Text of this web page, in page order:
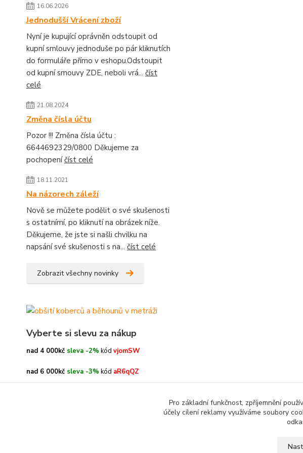
16.06.2026
Jednodušší Vrácení zboží
Nyní je kupující oprávněn odstoupit od
kupní smlouvy jednoduše po pár kliknutích
do formuláře přímo v eshopu.Odstoupit
od kupní smouvy ZDE, neboli vrá... číst
celé
21.08.2024
Změna čísla účtu
Pozor !!! Změna čísla účtu :
6644692329/0800 Děkujeme za
pochopeníčíst celé
18.11.2021
Na názorech záleží
Nově se můžete podělit o své skušenosti
s ostatnímí, po kliknutí na obrázek níže.
Děkujeme, že jste si našli chvilku na
napsání své skušenosti s na... číst celé
Zobrazit všechny novinky
Vyberte si slevu za nákup
nad 4 000kč sleva -2% kód vjomSW
nad 6 000kč sleva -3% kód aR6qQZ
Pro základní funkčnost, zpříjemnění
účely cílení reklamy využíváme soubory